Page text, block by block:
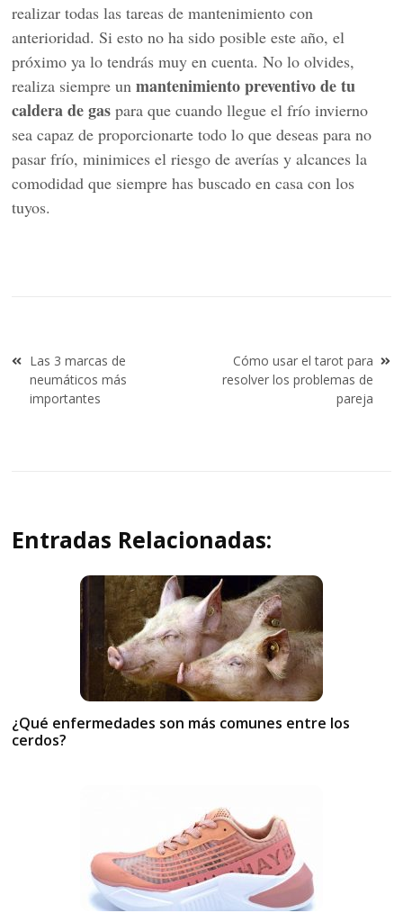
realizar todas las tareas de mantenimiento con
anterioridad. Si esto no ha sido posible este año, el
próximo ya lo tendrás muy en cuenta. No lo olvides,
realiza siempre unmantenimiento preventivo de tu
caldera de gaspara que cuando llegue el frío invierno
sea capaz de proporcionarte todo lo que deseas para no
pasar frío, minimices el riesgo de averías y alcances la
comodidad que siempre has buscado en casa con los
tuyos.
Navegación
de
entradas
Las 3 marcas de
neumáticos más
importantes
Cómo usar el tarot para
resolver los problemas de
pareja
Entradas Relacionadas:
¿Qué enfermedades son más comunes entre los
cerdos?